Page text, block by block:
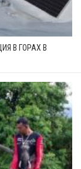
В ГОРАХ В